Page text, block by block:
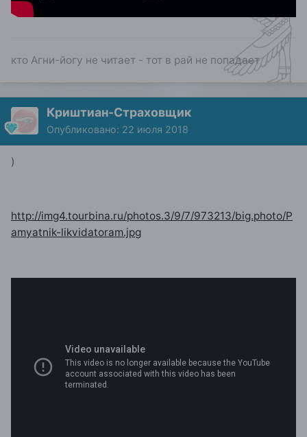
кто Агни-йогу не читает - тот в рай не попадает
Криштиан-Страховщик
Опубликовано: 22 июля 2018
)
http://img4.tourbina.ru/photos.3/9/7/973213/big.photo/P
amyatnik-likvidatoram.jpg